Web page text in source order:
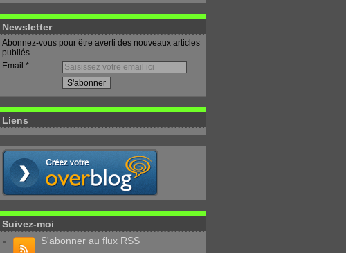
Newsletter
Abonnez-vous pour être averti des nouveaux articles
publiés.
Email
Liens
Suivez-moi
S'abonner au flux RSS